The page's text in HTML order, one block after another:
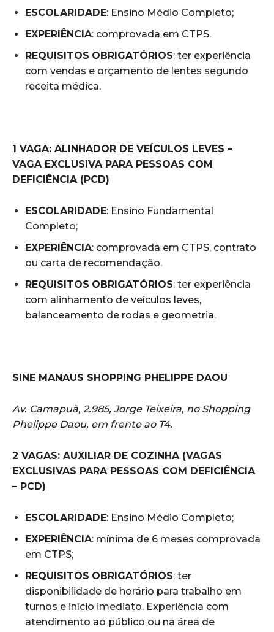
ESCOLARIDADE: Ensino Médio Completo;
EXPERIÊNCIA: comprovada em CTPS.
REQUISITOS OBRIGATÓRIOS: ter experiência
com vendas e orçamento de lentes segundo
receita médica.
1 VAGA: ALINHADOR DE VEÍCULOS LEVES –
VAGA EXCLUSIVA PARA PESSOAS COM
DEFICIÊNCIA (PCD)
ESCOLARIDADE: Ensino Fundamental
Completo;
EXPERIÊNCIA: comprovada em CTPS, contrato
ou carta de recomendação.
REQUISITOS OBRIGATÓRIOS: ter experiência
com alinhamento de veículos leves,
balanceamento de rodas e geometria.
SINE MANAUS SHOPPING PHELIPPE DAOU
Av. Camapuã, 2.985, Jorge Teixeira, no Shopping
Phelippe Daou, em frente ao T4.
2 VAGAS: AUXILIAR DE COZINHA (VAGAS
EXCLUSIVAS PARA PESSOAS COM DEFICIÊNCIA
– PCD)
ESCOLARIDADE: Ensino Médio Completo;
EXPERIÊNCIA: mínima de 6 meses comprovada
em CTPS;
REQUISITOS OBRIGATÓRIOS: ter
disponibilidade de horário para trabalho em
turnos e início imediato. Experiência com
atendimento ao público ou na área de